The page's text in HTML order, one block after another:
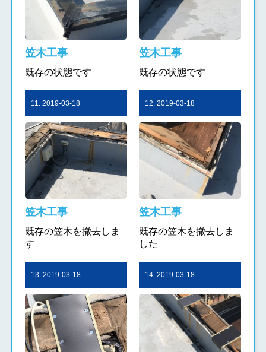
笠木工事
既存の状態です
笠木工事
既存の状態です
11. 2019-03-18
笠木工事
既存の笠木を撤去しま
す
12. 2019-03-18
笠木工事
既存の笠木を撤去しま
した
13. 2019-03-18 14. 2019-03-18